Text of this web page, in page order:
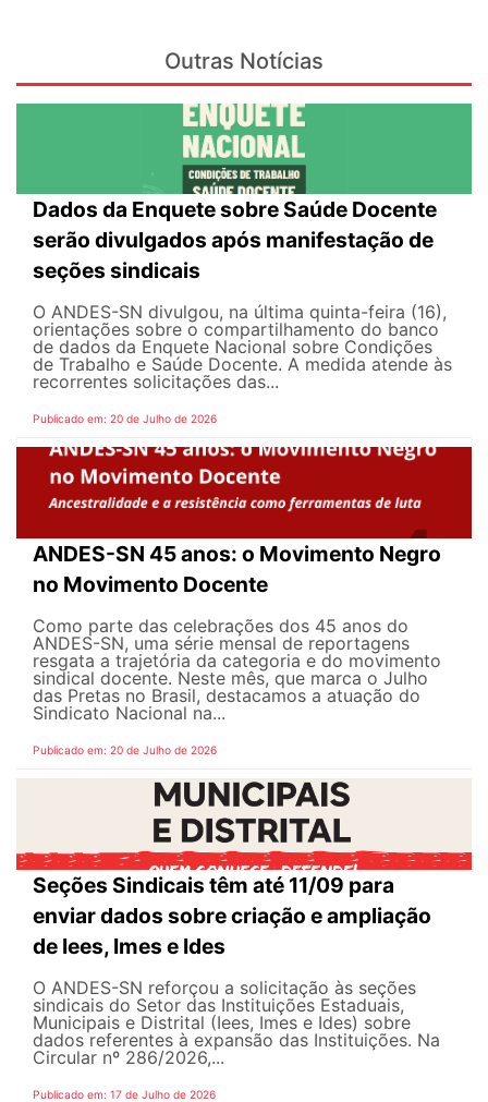
Outras Notícias
Dados da Enquete sobre Saúde Docente
serão divulgados após manifestação de
seções sindicais
O ANDES-SN divulgou, na última quinta-feira (16),
orientações sobre o compartilhamento do banco
de dados da Enquete Nacional sobre Condições
de Trabalho e Saúde Docente. A medida atende às
recorrentes solicitações das...
Publicado em: 20 de Julho de 2026
ANDES-SN 45 anos: o Movimento Negro
no Movimento Docente
Como parte das celebrações dos 45 anos do
ANDES-SN, uma série mensal de reportagens
resgata a trajetória da categoria e do movimento
sindical docente. Neste mês, que marca o Julho
das Pretas no Brasil, destacamos a atuação do
Sindicato Nacional na...
Publicado em: 20 de Julho de 2026
Seções Sindicais têm até 11/09 para
enviar dados sobre criação e ampliação
de Iees, Imes e Ides
O ANDES-SN reforçou a solicitação às seções
sindicais do Setor das Instituições Estaduais,
Municipais e Distrital (Iees, Imes e Ides) sobre
dados referentes à expansão das Instituições. Na
Circular nº 286/2026,...
Publicado em: 17 de Julho de 2026